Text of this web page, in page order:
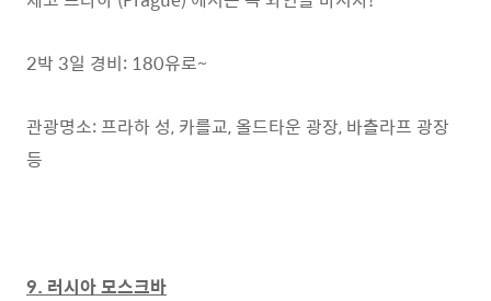
2박 3일 경비: 180유로~
관광명소: 프라하 성, 카를교, 올드타운 광장, 바츨라프 광장
등
9. 러시아 모스크바